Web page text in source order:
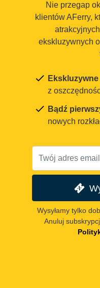
Nie przegap
klientów AFerry,
ekskluzywnych
z
Bądź
nowych
Wysyłamy tylko
Anuluj